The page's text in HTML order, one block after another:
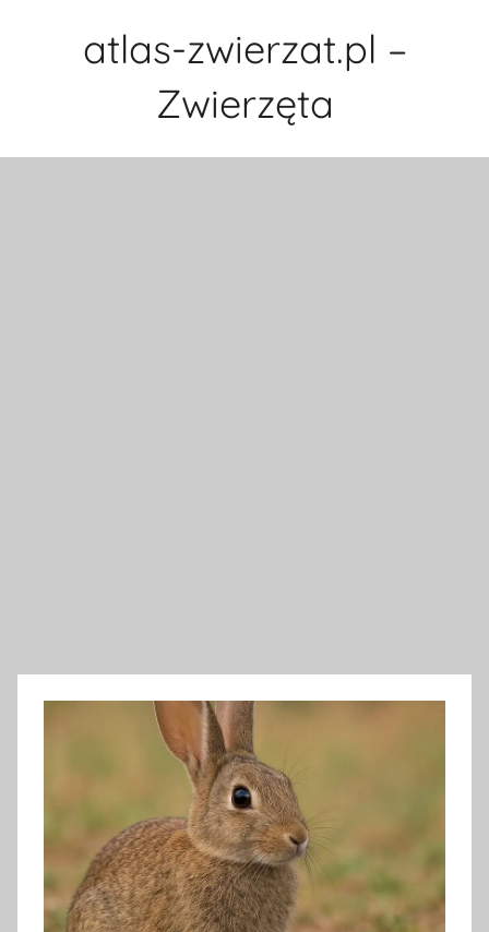
atlas-zwierzat.pl –
Zwierzęta